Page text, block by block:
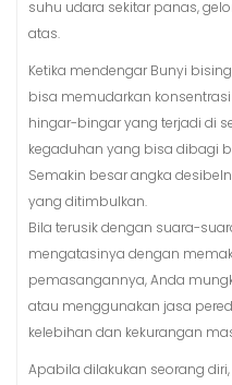
suhu udara sekitar panas,
atas.
Ketika mendengar Bunyi
bisa memudarkan
hingar-bingar yang terjadi di
kegaduhan yang bisa dibagi
Semakin besar angka
yang ditimbulkan.
Bila terusik dengan suara-
mengatasinya dengan
pemasangannya, Anda
atau menggunakan jasa
kelebihan dan kekurangan
Apabila dilakukan seorang